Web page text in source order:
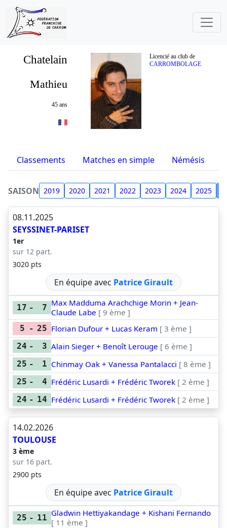
Chatelain
Licencié au club de
CARROMBOLAGE
Mathieu
45 ans
Classements Matches en simple Némésis
SAISON 2019 2020 2021 2022 2023 2024 2025
08.11.2025
SEYSSINET-PARISET
1er
sur 12 part.
3020 pts
En équipe avec Patrice Girault
17 - 7 Max Madduma Arachchige Morin + Jean-
Claude Labe [ 9 ème ]
5 - 25 Florian Dufour + Lucas Keram [ 3 ème ]
24 - 3 Alain Sieger + Benoît Lerouge [ 6 ème ]
25 - 1 Chinmay Oak + Vanessa Pantalacci [ 8 ème ]
25 - 4 Frédéric Lusardi + Frédéric Tworek [ 2 ème ]
24 - 14 Frédéric Lusardi + Frédéric Tworek [ 2 ème ]
14.02.2026
TOULOUSE
3 ème
sur 16 part.
2900 pts
En équipe avec Patrice Girault
25 - 11 Gladwin Hettiyakandage + Kishani Fernando
[ 11 ème ]